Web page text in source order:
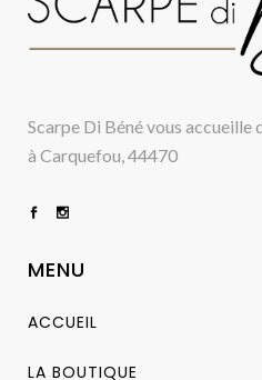
Scarpe Di Béné vous accueille
à Carquefou, 44470
MENU
ACCUEIL
LA BOUTIQUE